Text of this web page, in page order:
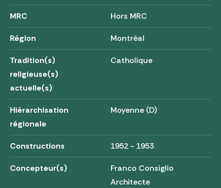
MRC Hors MRC
Région Montréal
Tradition(s)
religieuse(s)
actuelle(s)
Catholique
Hiérarchisation
régionale
Moyenne (D)
Constructions 1952 - 1953
Concepteur(s)
Franco Consiglio
Architecte